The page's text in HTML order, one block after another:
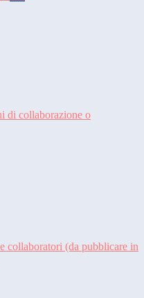
di collaborazione o
collaboratori (da pubblicare in